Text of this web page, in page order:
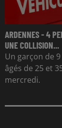
ARDENNES - 4
UNE COLLISION...
Un garçon de
âgés de 25 et
mercredi.